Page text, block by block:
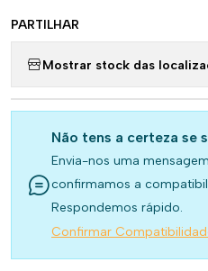
PARTILHAR
Mostrar stock das
Não tens a certeza se
Envia-nos uma
confirmamos a
Respondemos rápido.
Confirmar